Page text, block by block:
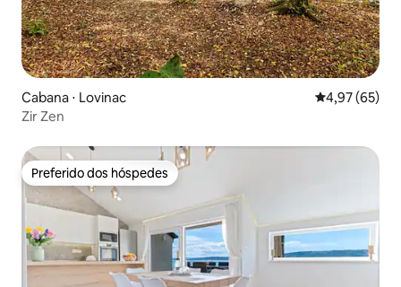
Cabana ⋅ Lovinac 4,97 de uma
4,97 (65)
Zir Zen
Preferido dos hóspedes
Preferido dos hóspedes